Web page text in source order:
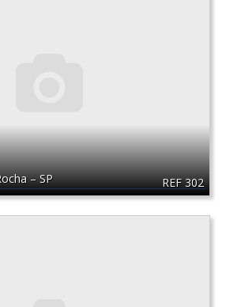
REF 302
–SP